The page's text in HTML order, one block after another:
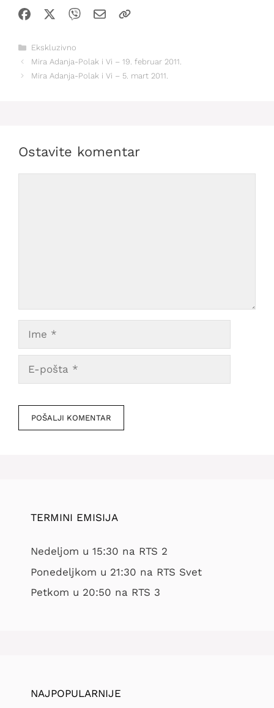
Kategorije
Ekskluzivno
Mira Adanja-Polak i Vi – 19. februar 2011.
Mira Adanja-Polak i Vi – 5. mart 2011.
Ostavite komentar
pošta
mesto
TERMINI EMISIJA
Nedeljom u 15:30 na RTS 2
Ponedeljkom u 21:30 na RTS Svet
Petkom u 20:50 na RTS 3
NAJPOPULARNIJE